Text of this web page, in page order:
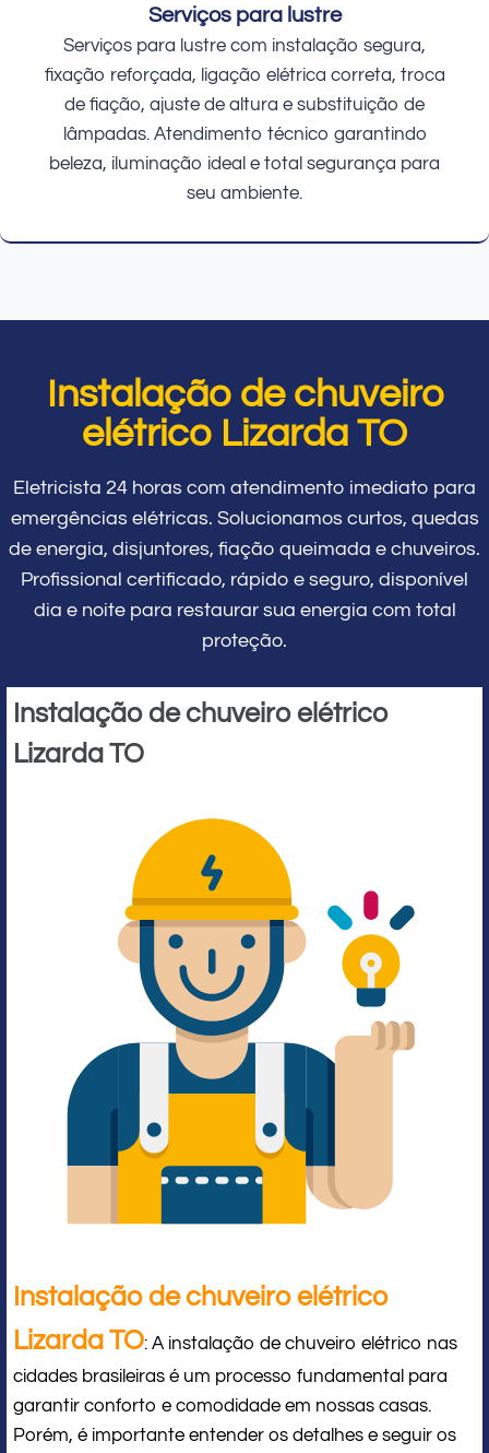
Serviços para lustre
Serviços para lustre com instalação segura,
fixação reforçada, ligação elétrica correta, troca
de fiação, ajuste de altura e substituição de
lâmpadas. Atendimento técnico garantindo
beleza, iluminação ideal e total segurança para
seu ambiente.
Instalação de chuveiro
elétrico Lizarda TO
Eletricista 24 horas com atendimento imediato para
emergências elétricas. Solucionamos curtos, quedas
de energia, disjuntores, fiação queimada e chuveiros.
Profissional certificado, rápido e seguro, disponível
dia e noite para restaurar sua energia com total
proteção.
Instalação de chuveiro elétrico
Lizarda TO
Instalação de chuveiro elétrico
Lizarda TO: A instalação de chuveiro elétrico nas
cidades brasileiras é um processo fundamental para
garantir conforto e comodidade em nossas casas.
Porém, é importante entender os detalhes e seguir os